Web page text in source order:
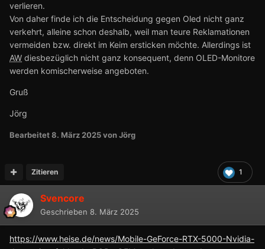
verlieren.
Von daher finde ich die Entscheidung gegen Oled nicht ganz
verkehrt, alleine schon deshalb, weil man teure Reklamationen
vermeiden bzw. direkt im Keim ersticken möchte. Allerdings ist
AW diesbezüglich nicht ganz konsequent, denn OLED-Monitore
werden komischerweise angeboten.
Gruß
Jörg
Bearbeitet8. März 2025von Jörg
1
Zitieren
Svencore
Geschrieben 8. März 2025
https://www.heise.de/news/Mobile-GeForce-RTX-5000-Nvidia-